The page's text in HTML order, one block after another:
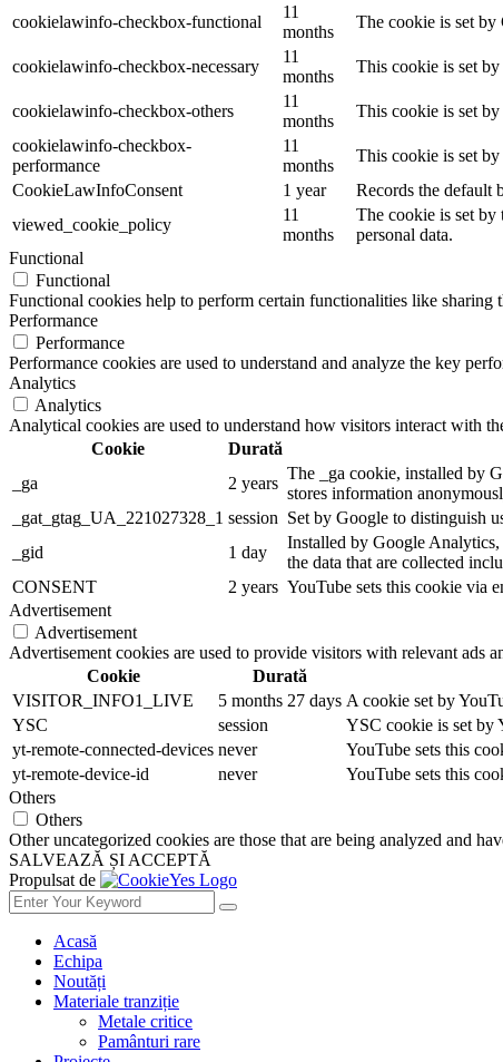
cookielawinfo-checkbox-functional
11
months
The cookie is set by
cookielawinfo-checkbox-necessary
11
months
This cookie is set
cookielawinfo-checkbox-others
11
months
This cookie is set
cookielawinfo-checkbox-
performance
11
months
This cookie is set
CookieLawInfoConsent
1 year
Records the default
viewed_cookie_policy
11
months
The cookie is set by
personal data.
Functional
Functional
Functional cookies help to perform certain functionalities like sharing
Performance
Performance
Performance cookies are used to understand and analyze the key
Analytics
Analytics
Analytical cookies are used to understand how visitors interact with
Cookie
Durată
_ga
2 years
The _ga cookie, installed by
stores information
_gat_gtag_UA_221027328_1 session Set by Google to distinguish
_gid
1 day
Installed by Google
the data that are collected
CONSENT
2 years YouTube sets this cookie via
Advertisement
Advertisement
Advertisement cookies are used to provide visitors with relevant ads
Cookie
Durată
VISITOR_INFO1_LIVE
5 months 27 days A cookie set by
YSC
session
YSC cookie is set by
yt-remote-connected-devices never
YouTube sets this
yt-remote-device-id
never
YouTube sets this
Others
Others
Other uncategorized cookies are those that are being analyzed and
SALVEAZĂ ȘI ACCEPTĂ
Propulsat de
Acasă
Echipa
Noutăți
Materiale tranziție
Metale critice
Pamânturi rare